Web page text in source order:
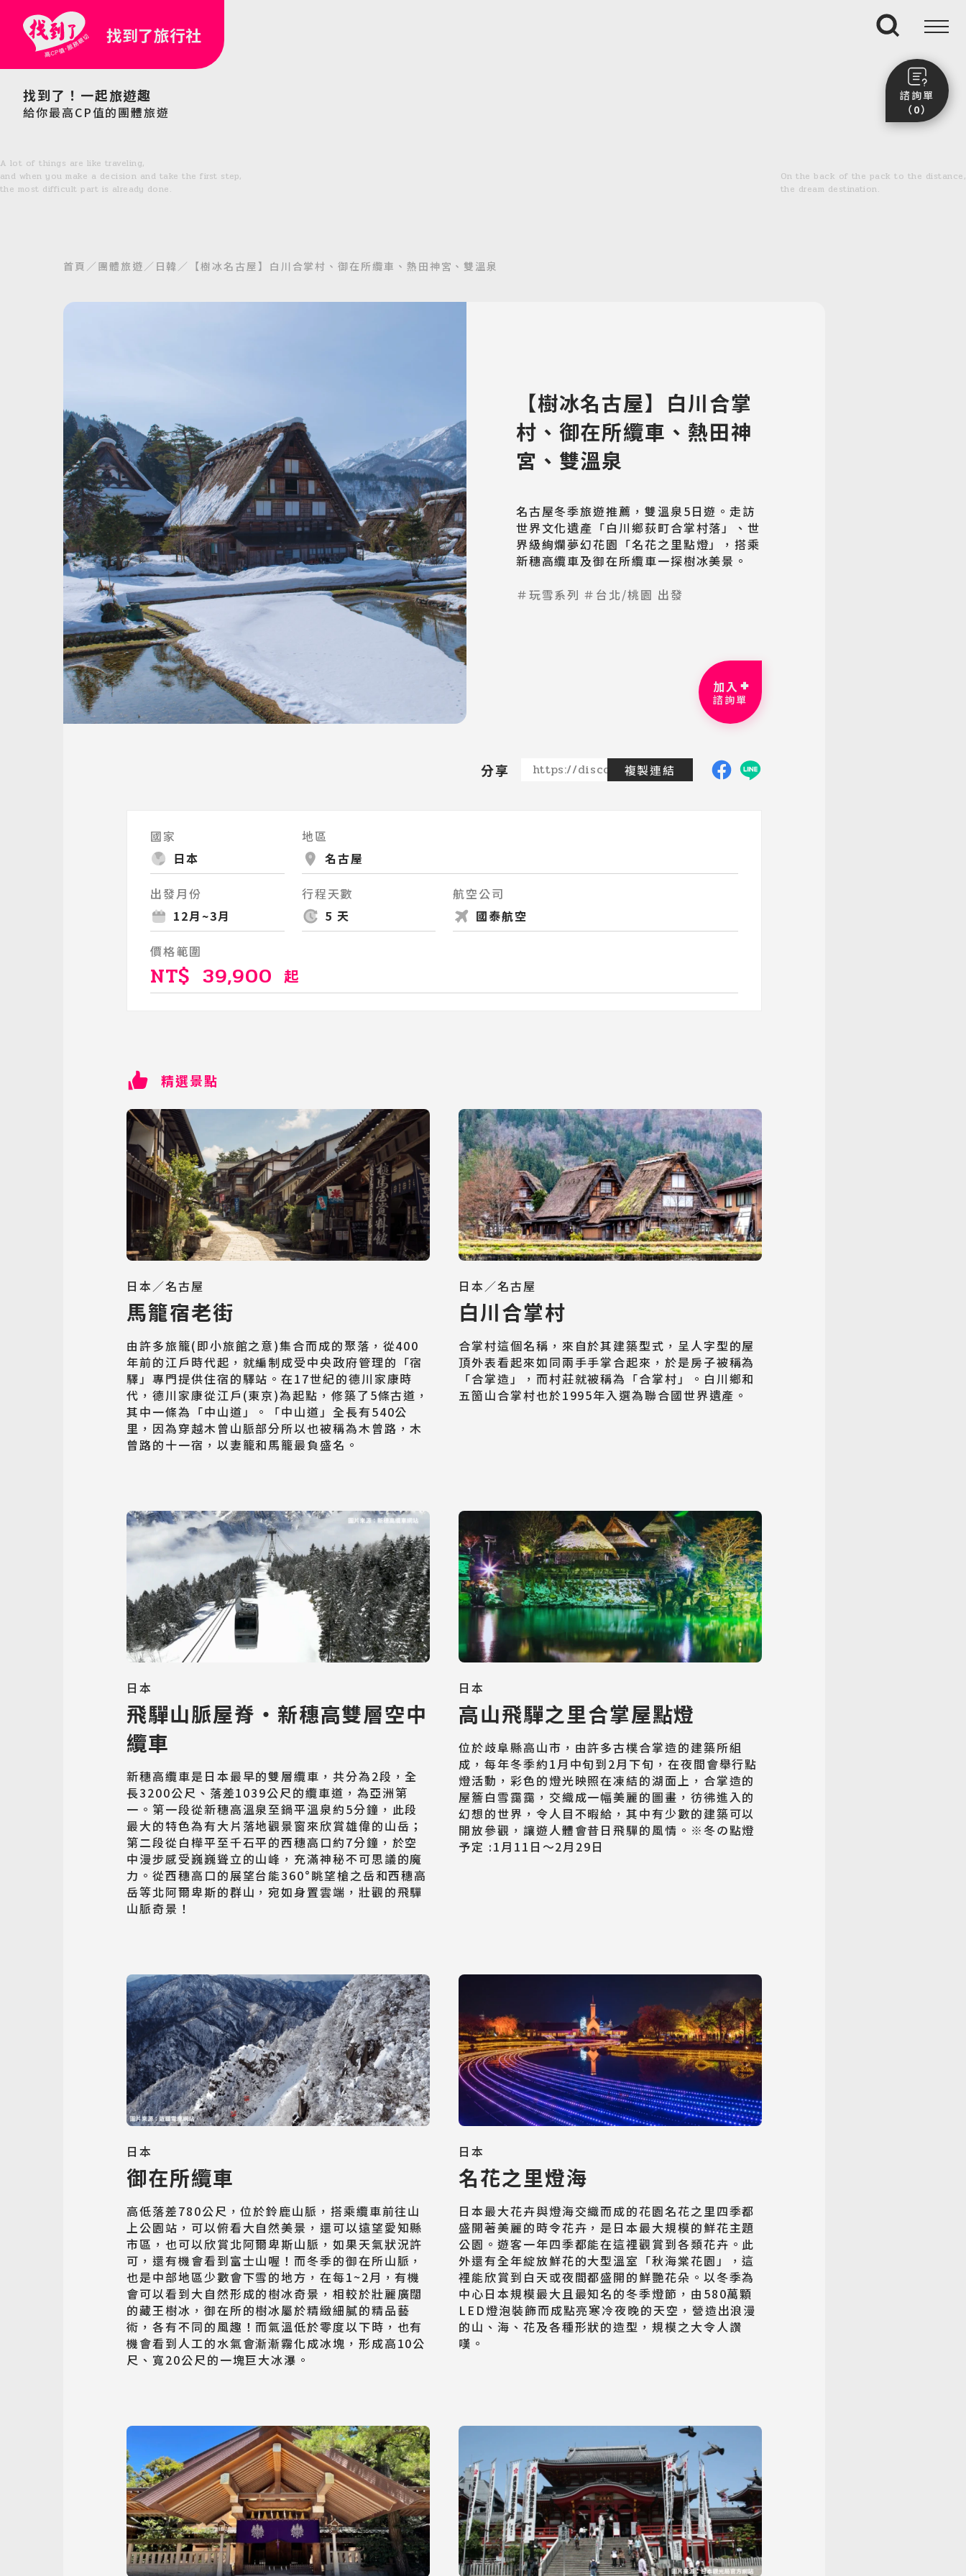
找到了旅行社
找到了！一起旅遊趣
給你最高CP值的團體旅遊
日韓旅遊
Northeast Asia
歐洲旅遊
Europe
郵輪旅遊
Cruiseship
迷你團(包車)
最新消息
客製旅遊
Customized Tour
搜尋
諮詢單
（0）
前往諮詢單頁面
A lot of things are like traveling,
and when you make a decision and take the first step,
the most difficult part is already done.
On the back of the pack to the distance,
the dream destination.
首頁 團體旅遊 日韓 【樹冰名古屋】白川合掌村、御在所纜車、熱田神宮、雙溫泉
【樹冰名古屋】白川合掌
村、御在所纜車、熱田神
宮、雙溫泉
名古屋冬季旅遊推薦，雙溫泉5日遊。走訪
世界文化遺產「白川鄉荻町合掌村落」、世
界級絢爛夢幻花園「名花之里點燈」，搭乘
新穗高纜車及御在所纜車一探樹冰美景。
＃玩雪系列 ＃台北/桃園 出發
加入
諮詢單
分享 https://discoveredtravel.com.tw/group-tour/detail/japannagoya-
複製連結
國家
日本
地區
名古屋
出發月份
12月~3月
行程天數
5 天
航空公司
國泰航空
價格範圍
NT$ 39,900 起
精選景點
日本／名古屋
馬籠宿老街
由許多旅籠(即小旅館之意)集合而成的聚落，從400
年前的江戶時代起，就編制成受中央政府管理的「宿
驛」專門提供住宿的驛站。在17世紀的德川家康時
代，德川家康從江戶(東京)為起點，修築了5條古道，
其中一條為「中山道」。「中山道」全長有540公
里，因為穿越木曾山脈部分所以也被稱為木曾路，木
曾路的十一宿，以妻籠和馬籠最負盛名。
日本／名古屋
白川合掌村
合掌村這個名稱，來自於其建築型式，呈人字型的屋
頂外表看起來如同兩手手掌合起來，於是房子被稱為
「合掌造」，而村莊就被稱為「合掌村」。白川鄉和
五箇山合掌村也於1995年入選為聯合國世界遺產。
日本
飛驒山脈屋脊‧新穗高雙層空中
纜車
新穗高纜車是日本最早的雙層纜車，共分為2段，全
長3200公尺、落差1039公尺的纜車道，為亞洲第
一。第一段從新穗高溫泉至鍋平溫泉約5分鐘，此段
最大的特色為有大片落地觀景窗來欣賞雄偉的山岳；
第二段從白樺平至千石平的西穗高口約7分鐘，於空
中漫步感受巍巍聳立的山峰，充滿神秘不可思議的魔
力。從西穗高口的展望台能360°眺望槍之岳和西穗高
岳等北阿爾卑斯的群山，宛如身置雲端，壯觀的飛驒
山脈奇景！
日本
高山飛驒之里合掌屋點燈
位於歧阜縣高山市，由許多古樸合掌造的建築所組
成，每年冬季約1月中旬到2月下旬，在夜間會舉行點
燈活動，彩色的燈光映照在凍結的湖面上，合掌造的
屋簷白雪靄靄，交織成一幅美麗的圖畫，彷彿進入的
幻想的世界，令人目不暇給，其中有少數的建築可以
開放參觀，讓遊人體會昔日飛驒的風情。※冬の點燈
予定 :1月11日～2月29日
日本
御在所纜車
高低落差780公尺，位於鈴鹿山脈，搭乘纜車前往山
上公園站，可以俯看大自然美景，還可以遠望愛知縣
市區，也可以欣賞北阿爾卑斯山脈，如果天氣狀況許
可，還有機會看到富士山喔！而冬季的御在所山脈，
也是中部地區少數會下雪的地方，在每1~2月，有機
會可以看到大自然形成的樹冰奇景，相較於壯麗廣闊
的藏王樹冰，御在所的樹冰屬於精緻細膩的精品藝
術，各有不同的風趣！而氣溫低於零度以下時，也有
機會看到人工的水氣會漸漸霧化成冰塊，形成高10公
尺、寬20公尺的一塊巨大冰瀑。
日本
名花之里燈海
日本最大花卉與燈海交織而成的花園名花之里四季都
盛開著美麗的時令花卉，是日本最大規模的鮮花主題
公園。遊客一年四季都能在這裡觀賞到各類花卉。此
外還有全年綻放鮮花的大型溫室「秋海棠花園」，這
裡能欣賞到白天或夜間都盛開的鮮艷花朵。以冬季為
中心日本規模最大且最知名的冬季燈節，由580萬顆
LED燈泡裝飾而成點亮寒冷夜晚的天空，營造出浪漫
的山、海、花及各種形狀的造型，規模之大令人讚
嘆。